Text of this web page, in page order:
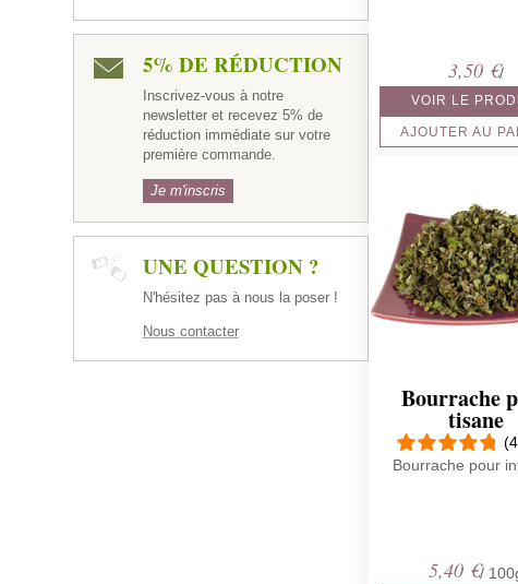
5% DE RÉDUCTION
Inscrivez-vous à notre
newsletter et recevez 5% de
réduction immédiate sur votre
première commande.
Je m'inscris
UNE QUESTION ?
N'hésitez pas à nous la poser !
Nous contacter
3,50 €/
VOIR LE
AJOUTER AU
Bourrache
tisane
Bourrache pour
5,40 €/